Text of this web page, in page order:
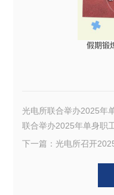
假期锻
光电所联合举办2025年
联合举办2025年单身职
下一篇：光电所召开